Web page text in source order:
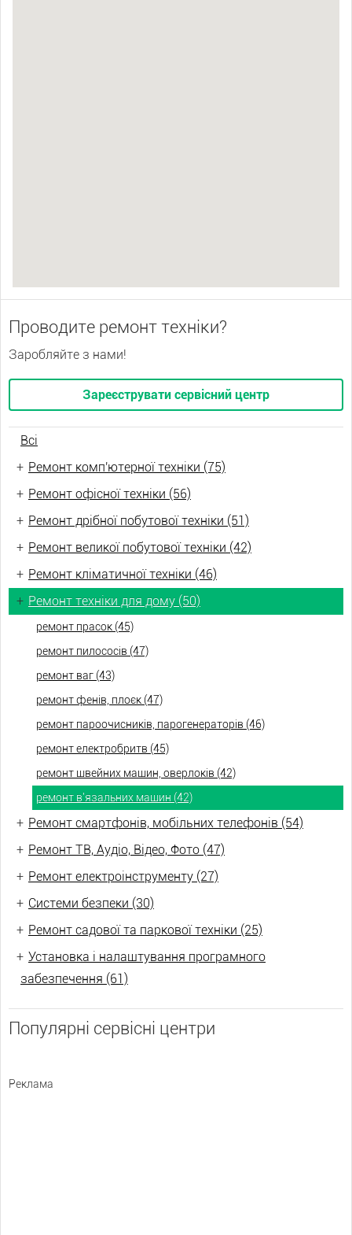
Проводите ремонт техніки?
Заробляйте з нами!
Зареєструвати сервісний центр
Всі
+ Ремонт комп'ютерної техніки (75)
+ Ремонт офісної техніки (56)
+ Ремонт дрібної побутової техніки (51)
+ Ремонт великої побутової техніки (42)
+ Ремонт кліматичної техніки (46)
+ Ремонт техніки для дому (50)
ремонт прасок (45)
ремонт пилососів (47)
ремонт ваг (43)
ремонт фенів, плоєк (47)
ремонт пароочисників, парогенераторів (46)
ремонт електробритв (45)
ремонт швейних машин, оверлоків (42)
ремонт в'язальних машин (42)
+ Ремонт смартфонів, мобільних телефонів (54)
+ Ремонт ТВ, Аудіо, Відео, Фото (47)
+ Ремонт електроінструменту (27)
+ Системи безпеки (30)
+ Ремонт садової та паркової техніки (25)
+ Установка і налаштування програмного
забезпечення (61)
Популярні сервісні центри
Реклама